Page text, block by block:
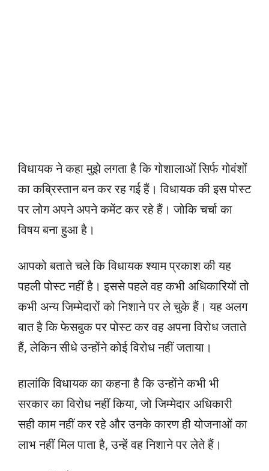
विधायक ने कहा मुझे लगता है कि गोशालाओं सिर्फ गोवंशों
का कब्रिस्तान बन कर रह गई हैं। विधायक की इस पोस्ट
पर लोग अपने अपने कमेंट कर रहे हैं। जोकि चर्चा का
विषय बना हुआ है।
आपको बताते चले कि विधायक श्याम प्रकाश की यह
पहली पोस्ट नहीं है। इससे पहले वह कभी अधिकारियों तो
कभी अन्य जिम्मेदारों को निशाने पर ले चुके हैं। यह अलग
बात है कि फेसबुक पर पोस्ट कर वह अपना विरोध जताते
हैं, लेकिन सीधे उन्होंने कोई विरोध नहीं जताया।
हालांकि विधायक का कहना है कि उन्होंने कभी भी
सरकार का विरोध नहीं किया, जो जिम्मेदार अधिकारी
सही काम नहीं कर रहे और उनके कारण ही योजनाओं का
लाभ नहीं मिल पाता है, उन्हें वह निशाने पर लेते हैं।